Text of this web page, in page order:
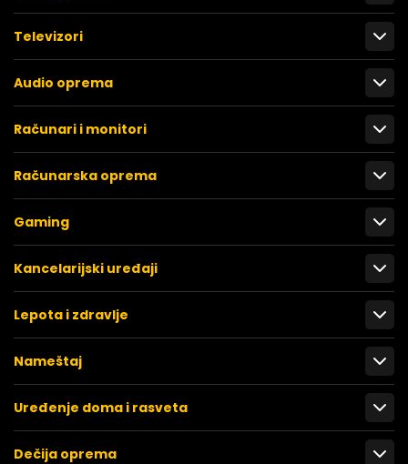
Televizori
Audio oprema
Računari i monitori
Računarska oprema
Gaming
Kancelarijski uređaji
Lepota i zdravlje
Nameštaj
Uređenje doma i rasveta
Dečija oprema